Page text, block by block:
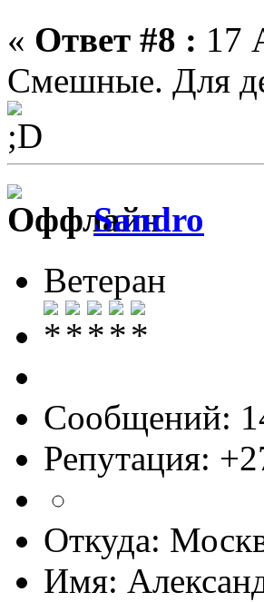
« Ответ #8 : 17
Смешные. Для
Sandro
Ветеран
Сообщений:
Репутация:
Откуда:
Имя: